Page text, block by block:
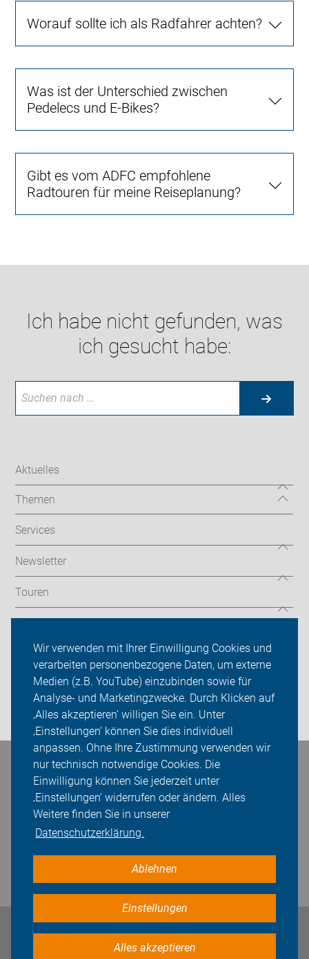
Wir verwenden mit Ihrer Einwilligung Cookies und
verarbeiten personenbezogene Daten, um externe
Medien (z.B. YouTube) einzubinden sowie für
Analyse- und Marketingzwecke. Durch Klicken auf
‚Alles akzeptieren‘ willigen Sie ein. Unter
‚Einstellungen‘ können Sie dies individuell
anpassen. Ohne Ihre Zustimmung verwenden wir
nur technisch notwendige Cookies. Die
Einwilligung können Sie jederzeit unter
‚Einstellungen‘ widerrufen oder ändern. Alles
Weitere finden Sie in unserer
Datenschutzerklärung.
Ablehnen
Einstellungen
Alles akzeptieren
Worauf sollte ich als Radfahrer achten?
Was ist der Unterschied zwischen
Pedelecs und E-Bikes?
Gibt es vom ADFC empfohlene
Radtouren für meine Reiseplanung?
Ich habe nicht gefunden, was
ich gesucht habe:
Aktuelles
Themen
Services
Newsletter
Touren
Sei dabei
Presse
Login
Bleiben Sie in Kontakt